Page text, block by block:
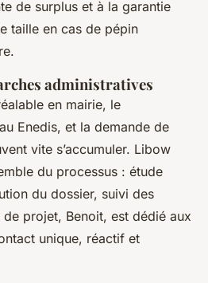
de surplus et à la garantie
taille en cas de pépin
administratives
en mairie, le
Enedis, et la demande de
vite s’accumuler. Libow
du processus : étude
du dossier, suivi des
projet, Benoit, est dédié aux
unique, réactif et